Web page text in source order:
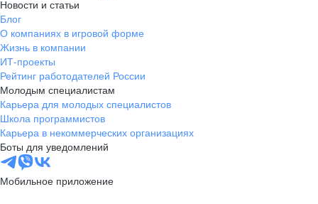
Новости и статьи
Блог
О компаниях в игровой форме
Жизнь в компании
ИТ-проекты
Рейтинг работодателей России
Молодым специалистам
Карьера для молодых специалистов
Школа программистов
Карьера в некоммерческих организациях
Боты для уведомлений
Мобильное приложение